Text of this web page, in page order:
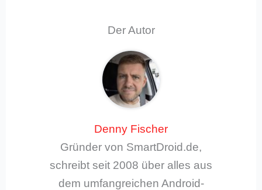
Der Autor
Denny Fischer
Gründer von SmartDroid.de,
schreibt seit 2008 über alles aus
dem umfangreichen Android-